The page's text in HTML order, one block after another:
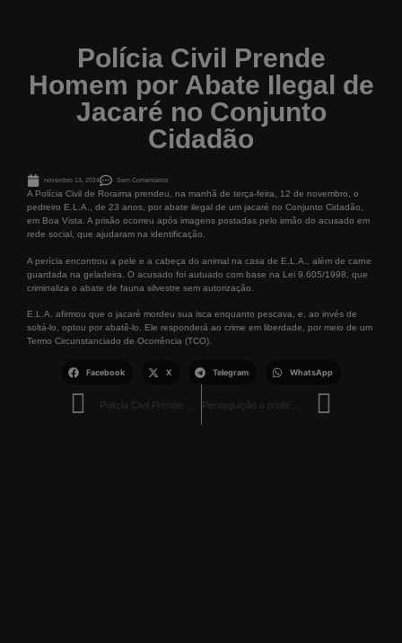
Polícia Civil Prende
Homem por Abate Ilegal de
Jacaré no Conjunto
Cidadão
novembro 13, 2024 Sem Comentários
A Polícia Civil de Roraima prendeu, na manhã de terça-feira, 12 de novembro, o
pedreiro E.L.A., de 23 anos, por abate ilegal de um jacaré no Conjunto Cidadão,
em Boa Vista. A prisão ocorreu após imagens postadas pelo irmão do acusado em
rede social, que ajudaram na identificação.
A perícia encontrou a pele e a cabeça do animal na casa de E.L.A., além de carne
guardada na geladeira. O acusado foi autuado com base na Lei 9.605/1998, que
criminaliza o abate de fauna silvestre sem autorização.
E.L.A. afirmou que o jacaré mordeu sua isca enquanto pescava, e, ao invés de
soltá-lo, optou por abatê-lo. Ele responderá ao crime em liberdade, por meio de um
Termo Circunstanciado de Ocorrência (TCO).
Facebook X Telegram WhatsApp